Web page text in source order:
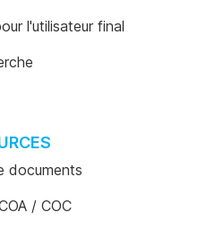
l'utilisateur final
documents
/ COC